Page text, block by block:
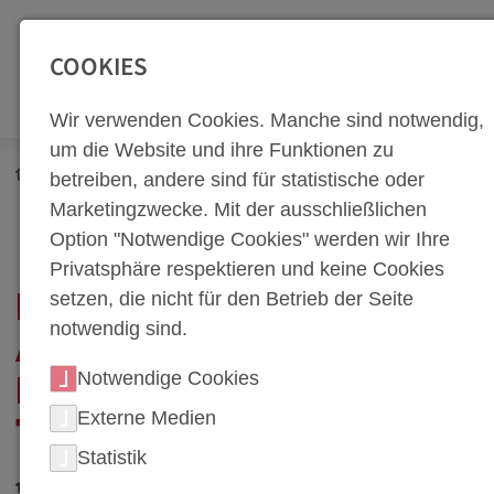
Zur Top Navigation springen [Alt+1]Zur Hauptnavigation
Newsroom
Neuigkeiten
Erfolgreich im Team arbeiten: Die Bedeutung von
Teamfähigkeit im Job
ERFOLGREICH IM TEAM
ARBEITEN: DIE
BEDEUTUNG VON
TEAMFÄHIGKEIT IM JOB
18. März 2025
COOKIES
Wir verwenden Cookies. Manche sind notwendig,
um die Website und ihre Funktionen zu
betreiben, andere sind für statistische oder
Marketingzwecke. Mit der ausschließlichen
Option "Notwendige Cookies" werden wir Ihre
Privatsphäre respektieren und keine Cookies
setzen, die nicht für den Betrieb der Seite
notwendig sind.
Notwendige Cookies
Externe Medien
Statistik